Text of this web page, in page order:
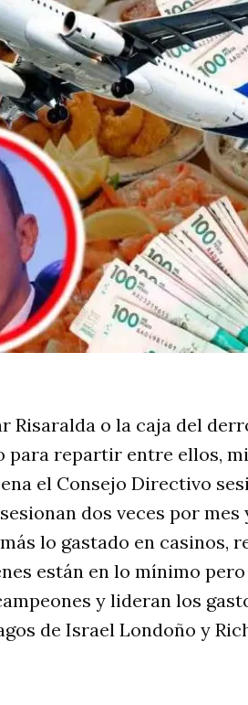
o la caja del
para repartir entre ellos,
el Consejo Directivo
dos veces por
lo gastado en
están en lo mínimo
y lideran los
de Israel Londoño y